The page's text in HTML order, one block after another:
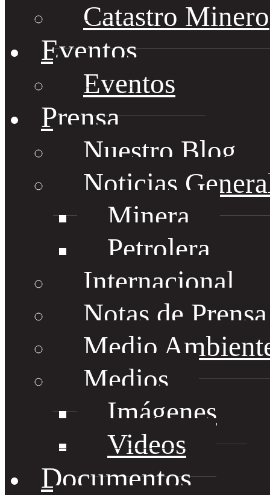
Catastro Minero
Eventos
Eventos
Prensa
Nuestro Blog
Noticias
Minera
Petrolera
Internacional
Notas de
Medio
Medios
Imágenes
Videos
Documentos